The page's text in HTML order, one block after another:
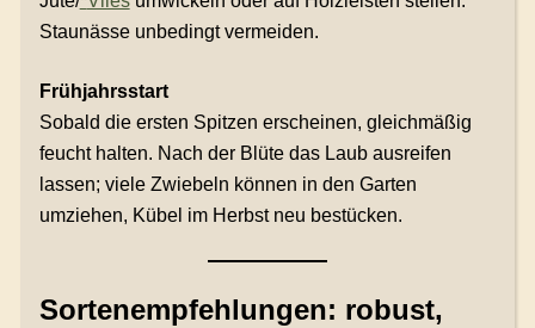
Staunässe unbedingt vermeiden.
Frühjahrsstart
Sobald die ersten Spitzen erscheinen, gleichmäßig
feucht halten. Nach der Blüte das Laub ausreifen
lassen; viele Zwiebeln können in den Garten
umziehen, Kübel im Herbst neu bestücken.
Sortenempfehlungen: robust,